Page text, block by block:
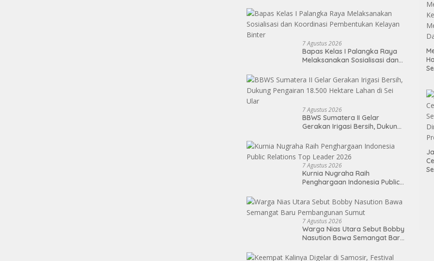
7 Agustus 2026
Bapas Kelas I Palangka Raya
Melaksanakan Sosialisasi dan
Kelayan Binter
7 Agustus 2026
BBWS Sumatera II Gelar
Gerakan Irigasi Bersih, Dukung
Lahan di Sei Ular
7 Agustus 2026
Kurnia Nugraha Raih
Penghargaan Indonesia Public
7 Agustus 2026
Warga Nias Utara Sebut Bobby
Nasution Bawa Semangat Baru